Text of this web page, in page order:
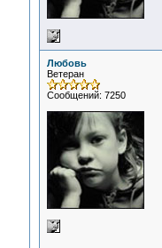
Любовь
Ветеран
Сообщений: 7250